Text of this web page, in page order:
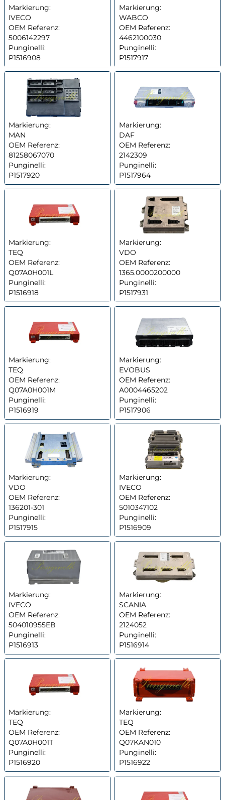
Markierung:
IVECO
OEM Referenz:
5006142297
Punginelli:
P1516908
Markierung:
WABCO
OEM Referenz:
4462100030
Punginelli:
P1517917
Markierung:
MAN
OEM Referenz:
81258067070
Punginelli:
P1517920
Markierung:
DAF
OEM Referenz:
2142309
Punginelli:
P1517964
Markierung:
TEQ
OEM Referenz:
Q07A0H001L
Punginelli:
P1516918
Markierung:
VDO
OEM Referenz:
1365.0000200000
Punginelli:
P1517931
Markierung:
TEQ
OEM Referenz:
Q07A0H001M
Punginelli:
P1516919
Markierung:
EVOBUS
OEM Referenz:
A0004465202
Punginelli:
P1517906
Markierung:
VDO
OEM Referenz:
136201-301
Punginelli:
P1517915
Markierung:
IVECO
OEM Referenz:
5010347102
Punginelli:
P1516909
Markierung:
IVECO
OEM Referenz:
504010955EB
Punginelli:
P1516913
Markierung:
SCANIA
OEM Referenz:
2124052
Punginelli:
P1516914
Markierung:
TEQ
OEM Referenz:
Q07A0H001T
Punginelli:
P1516920
Markierung:
TEQ
OEM Referenz:
Q07KAN010
Punginelli:
P1516922